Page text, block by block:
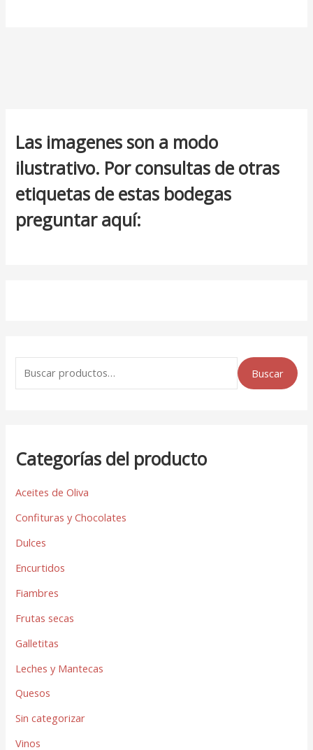
Las imagenes son a modo
ilustrativo. Por consultas de otras
etiquetas de estas bodegas
preguntar aquí:
Buscar
Categorías del producto
Aceites de Oliva
Confituras y Chocolates
Dulces
Encurtidos
Fiambres
Frutas secas
Galletitas
Leches y Mantecas
Quesos
Sin categorizar
Vinos